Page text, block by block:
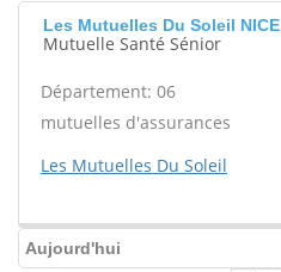
Les Mutuelles Du Soleil NICE
Mutuelle Santé Sénior
Département: 06
mutuelles d'assurances
Les Mutuelles Du Soleil
Aujourd'hui